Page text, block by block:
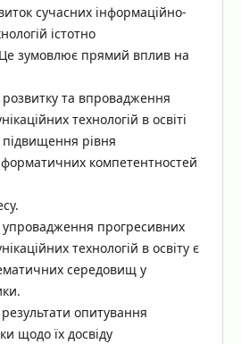
сучасних інформаційно-
істотно
Це зумовлює прямий вплив на
та впровадження
технологій в освіті
рівня
компетентностей
прогресивних
технологій в освіту є
середовищ у
опитування
щодо їх досвіду